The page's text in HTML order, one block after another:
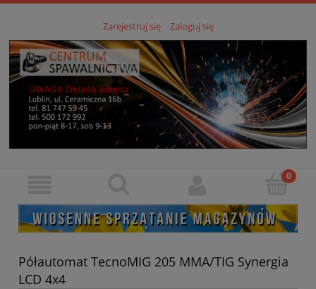
Zarejestruj się Zaloguj się
Półautomat TecnoMIG 205 MMA/TIG Synergia
LCD 4x4